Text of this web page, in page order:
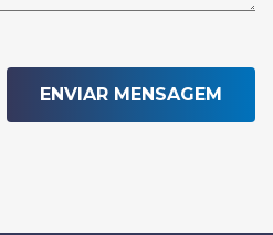
ENVIAR MENSAGEM